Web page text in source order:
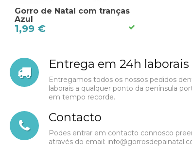
Gorro de Natal com tranças
Azul
1,99 €
Livraison
Gratuite
Entrega em 24h laborais
Entregamos todos os nossos pedidos
laborais a qualquer ponto da península
em tempo recorde.
Livraison
Gratuite
Contacto
Podes entrar em contacto connosco
através do email: